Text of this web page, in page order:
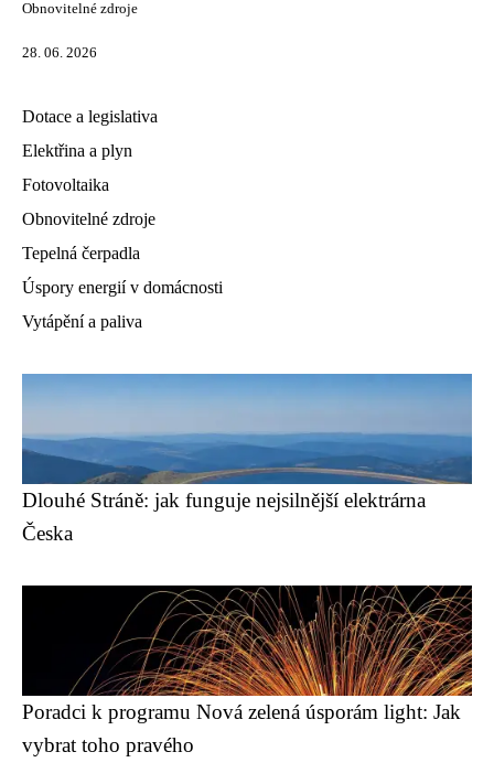
Obnovitelné zdroje
28. 06. 2026
Dotace a legislativa
Elektřina a plyn
Fotovoltaika
Obnovitelné zdroje
Tepelná čerpadla
Úspory energií v domácnosti
Vytápění a paliva
Dlouhé Stráně: jak funguje nejsilnější elektrárna
Česka
Poradci k programu Nová zelená úsporám light: Jak
vybrat toho pravého